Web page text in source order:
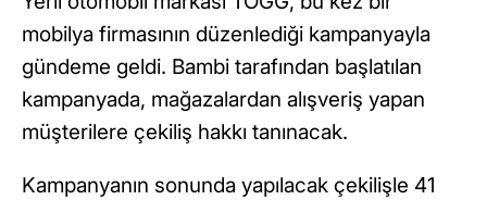
mobilya firmasının düzenlediği kampanyayla
gündeme geldi. Bambi tarafından başlatılan
kampanyada, mağazalardan alışveriş yapan
müşterilere çekiliş hakkı tanınacak.
Kampanyanın sonunda yapılacak çekilişle 41